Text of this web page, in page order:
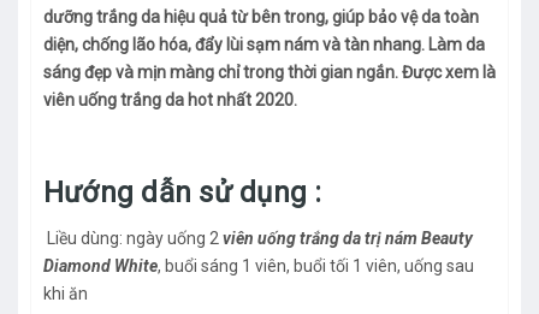
dưỡng trắng da hiệu quả từ bên trong, giúp bảo vệ da toàn
diện, chống lão hóa, đẩy lùi sạm nám và tàn nhang. Làm da
sáng đẹp và mịn màng chỉ trong thời gian ngắn. Được xem là
viên uống trắng da hot nhất 2020.
Hướng dẫn sử dụng :
Liều dùng: ngày uống 2 viên uống trắng da trị nám Beauty
Diamond White, buổi sáng 1 viên, buổi tối 1 viên, uống sau
khi ăn